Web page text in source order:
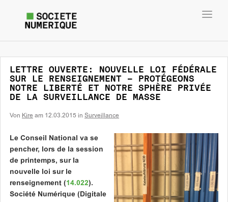
LETTRE OUVERTE: NOUVELLE LOI FÉDÉRALE
SUR LE RENSEIGNEMENT – PROTÉGEONS
NOTRE LIBERTÉ ET NOTRE SPHÈRE PRIVÉE
DE LA SURVEILLANCE DE MASSE
Von Kire am 12.03.2015 in Surveillance
Le Conseil National va se
pencher, lors de la session
de printemps, sur la
nouvelle loi sur le
renseignement (14.022).
Société Numérique (Digitale